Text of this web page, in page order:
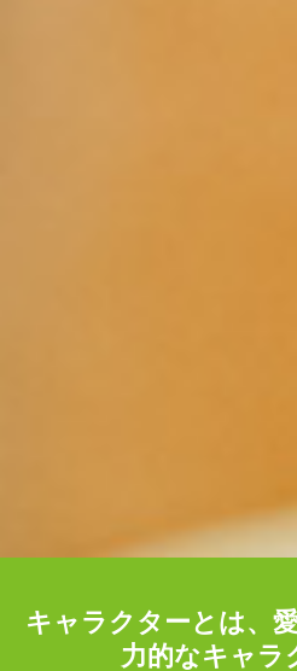
キャラクターとは、
力的なキャラ